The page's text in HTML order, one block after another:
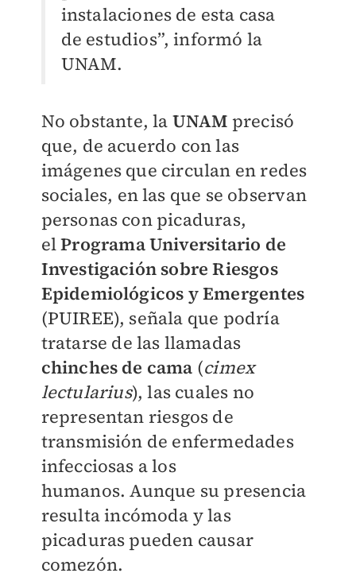
instalaciones de esta casa
de estudios”, informó la
UNAM.
No obstante, la UNAM precisó
que, de acuerdo con las
imágenes que circulan en redes
sociales, en las que se observan
personas con picaduras,
elPrograma Universitario de
Investigación sobre Riesgos
Epidemiológicos y Emergentes
(PUIREE), señala que podría
tratarse de las llamadas
chinches de cama (cimex
lectularius), las cuales no
representan riesgos de
transmisión de enfermedades
infecciosas a los
humanos.Aunque su presencia
resulta incómoda y las
picaduras pueden causar
comezón.